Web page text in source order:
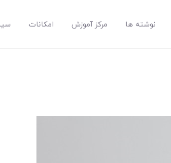
نوشته ها مرکز آموزش امکانات